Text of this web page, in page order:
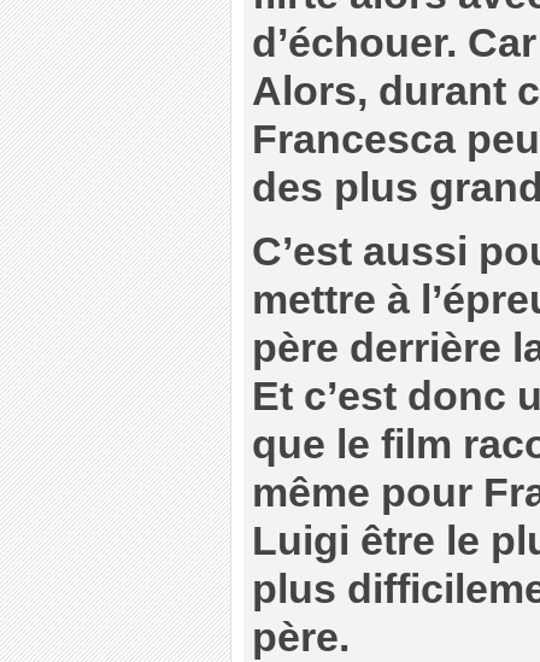
d’échouer.
Alors, durant
Francesca
des plus
C’est aussi
mettre à
père derrière
Et c’est donc
que le film
même pour
Luigi être le
plus
père.